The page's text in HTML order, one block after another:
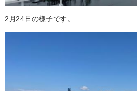
2月24日の様子です。